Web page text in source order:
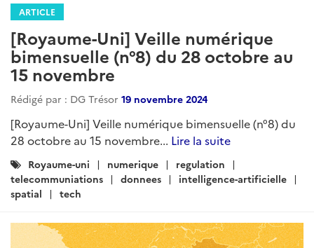
ARTICLE
[Royaume-Uni] Veille numérique
bimensuelle (n°8) du 28 octobre au
15 novembre
Rédigé par : DG Trésor 19 novembre 2024
[Royaume-Uni] Veille numérique bimensuelle (n°8) du
28 octobre au 15 novembre... Lire la suite
Catégories
:
Royaume-uni numerique
regulation
telecommuniations
donnees
intelligence-artificielle
spatial
tech